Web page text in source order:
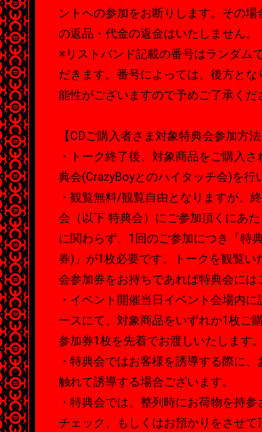
ントへの参加をお断りします。その
の返品・代金の返金はいたしません。
※リストバンド記載の番号はランダム
だきます。番号によっては、後方と
能性がございますので予めご了承くだ
【CDご購入者さま対象特典会参加方
・トーク終了後、対象商品をご購入
典会(CrazyBoyとのハイタッチ会)を行
・観覧無料/観覧自由となりますが、
会（以下 特典会）にご参加頂くにあ
に関わらず、1回のご参加につき「特
券)」が1枚必要です。トークを観覧い
会参加券をお持ちであれば特典会に
・イベント開催当日イベント会場内
ースにて、対象商品をいずれか1枚ご
参加券1枚を先着でお渡しいたします
・特典会ではお客様を誘導する際に
触れて誘導する場合ございます。
・特典会では、整列時にお荷物を持
チェック、もしくはお預かりをさせ